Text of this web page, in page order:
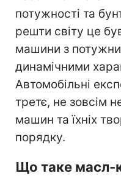
потужності та
решти світу це
машини з
динамічними
Автомобільні
третє, не зовсім
машин та їхніх
порядку.
Що таке масл-